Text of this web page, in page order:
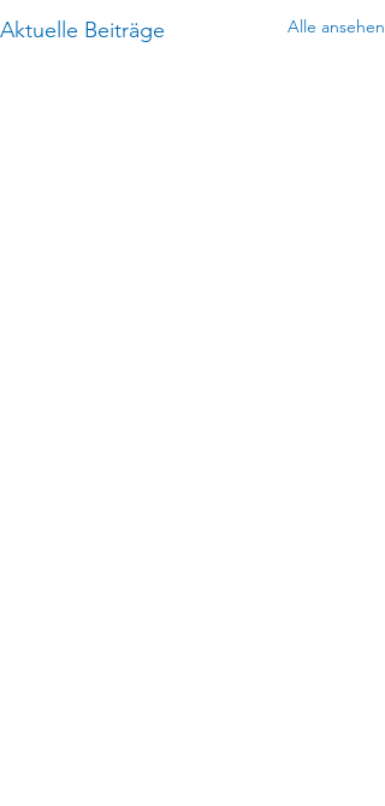
Aktuelle Beiträge Alle ansehen